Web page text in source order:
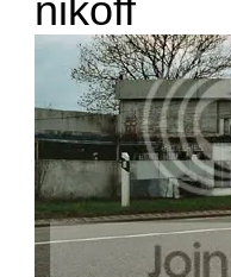
nikoff